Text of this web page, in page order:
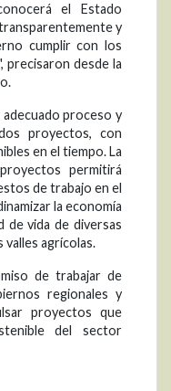
el Estado
y
cumplir con los
precisaron desde la
proceso y
proyectos, con
en el tiempo. La
permitirá
de trabajo en el
la economía
de vida de diversas
valles agrícolas.
de trabajar de
regionales y
proyectos que
del sector